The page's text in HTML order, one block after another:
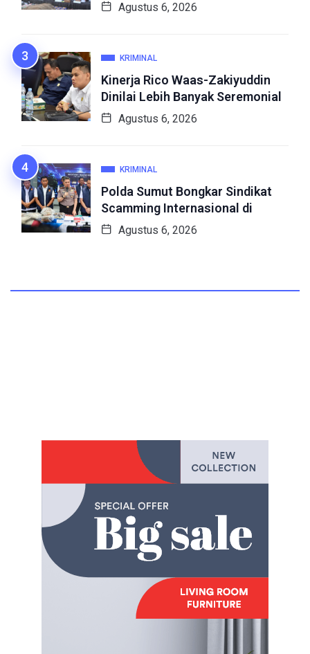
Agustus 6, 2026
KRIMINAL
Kinerja Rico Waas-Zakiyuddin
Dinilai Lebih Banyak Seremonial
Agustus 6, 2026
KRIMINAL
Polda Sumut Bongkar Sindikat
Scamming Internasional di
Agustus 6, 2026